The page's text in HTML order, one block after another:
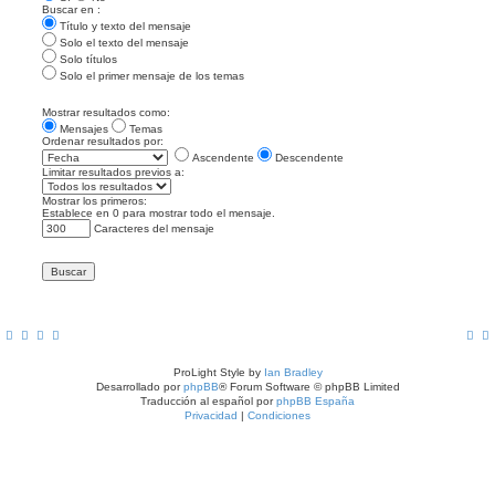
Buscar en :
Título y texto del mensaje
Solo el texto del mensaje
Solo títulos
Solo el primer mensaje de los temas
Mostrar resultados como:
Mensajes
Temas
Ordenar resultados por:
Ascendente
Descendente
Limitar resultados previos a:
Mostrar los primeros:
Establece en 0 para mostrar todo el mensaje.
Caracteres del mensaje
ProLight Style by Ian Bradley
Desarrollado porphpBB® Forum Software © phpBB Limited
Traducción al español porphpBB España
Privacidad | Condiciones